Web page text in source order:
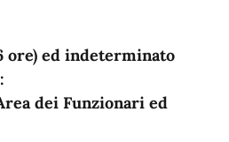
ore) ed indeterminato
dei Funzionari ed